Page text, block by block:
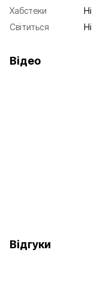
Хабстеки
Ні
Світиться
Ні
Відео
Відгуки